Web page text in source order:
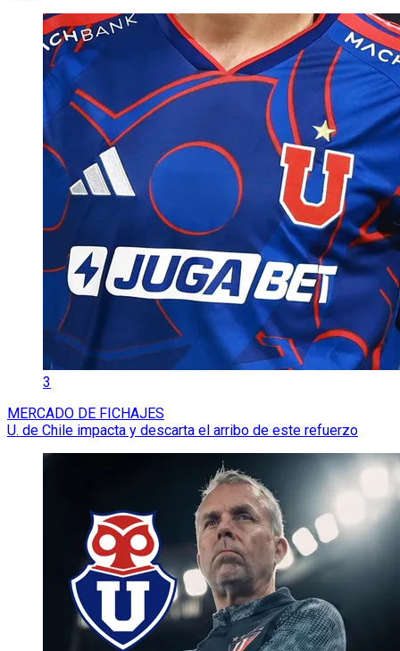
3
MERCADO DE FICHAJES
U. de Chile impacta y descarta el arribo de este refuerzo